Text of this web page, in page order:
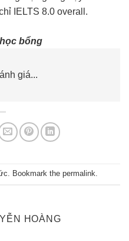
IELTS 8.0 overall.
bổng
giá...
. Bookmark the permalink.
HOÀNG